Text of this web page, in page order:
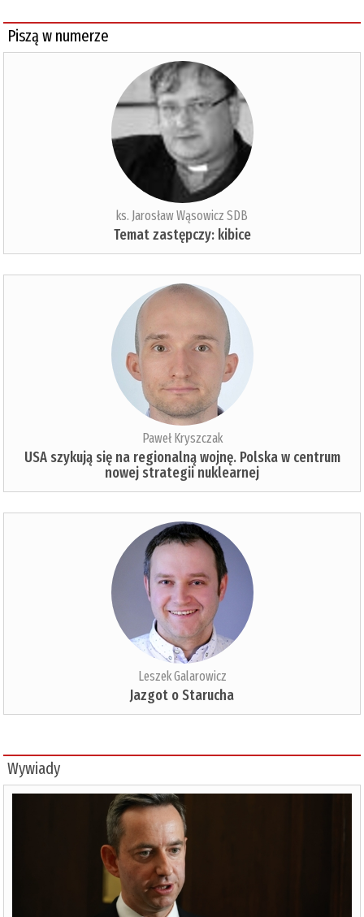
Piszą w numerze
ks. Jarosław Wąsowicz SDB
Temat zastępczy: kibice
Paweł Kryszczak
USA szykują się na regionalną wojnę. Polska w centrum
nowej strategii nuklearnej
Leszek Galarowicz
Jazgot o Starucha
Wywiady